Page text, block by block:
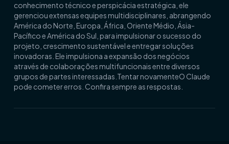
conhecimento técnico e perspicácia estratégica, ele
gerenciou extensas equipes multidisciplinares, abrangendo
América do Norte, Europa, África, Oriente Médio, Ásia-
Pacífico e América do Sul, para impulsionar o sucesso do
projeto, crescimento sustentável e entregar soluções
inovadoras. Ele impulsiona a expansão dos negócios
através de colaborações multifuncionais entre diversos
grupos de partes interessadas.Tentar novamenteO Claude
pode cometer erros. Confira sempre as respostas.